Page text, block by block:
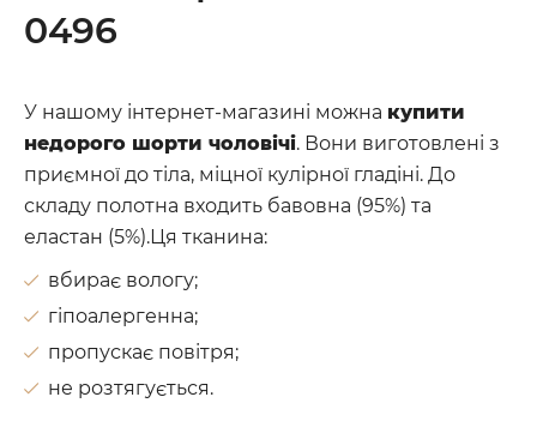
0496
У нашому інтернет-магазині можна купити
недорого шорти чоловічі. Вони виготовлені з
приємної до тіла, міцної кулірної гладіні. До
складу полотна входить бавовна (95%) та
еластан (5%).Ця тканина:
вбирає вологу;
гіпоалергенна;
пропускає повітря;
не розтягується.